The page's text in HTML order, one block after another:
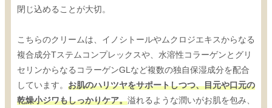
閉じ込めることが大切。
こちらのクリームは、イノシトールやムクロジエキスからなる
複合成分Tステムコンプレックスや、水溶性コラーゲンとグリ
セリンからなるコラーゲンGLなど複数の独自保湿成分を配合
しています。 お肌のハリツヤをサポートしつつ、目元や口元の
乾燥小ジワもしっかりケア。溢れるような潤いがお肌を包み、